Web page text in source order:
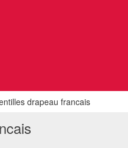
drapeau francais